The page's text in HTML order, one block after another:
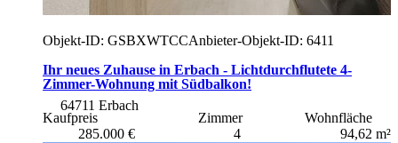
Objekt-ID: GSBXWTCCAnbieter-Objekt-ID: 6411
Ihr neues Zuhause in Erbach - Lichtdurchflutete 4-
Zimmer-Wohnung mit Südbalkon!
64711 Erbach
Kaufpreis
285.000 €
Zimmer
4
Wohnfläche
94,62 m²